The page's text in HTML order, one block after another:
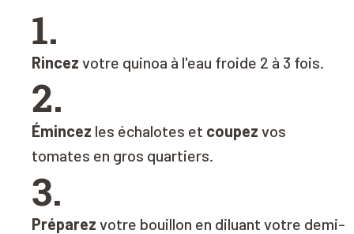
1.
Rincez votre quinoa à l'eau froide 2 à 3 fois.
2.
Émincez les échalotes et coupez vos
tomates en gros quartiers.
3.
Préparez votre bouillon en diluant votre demi-